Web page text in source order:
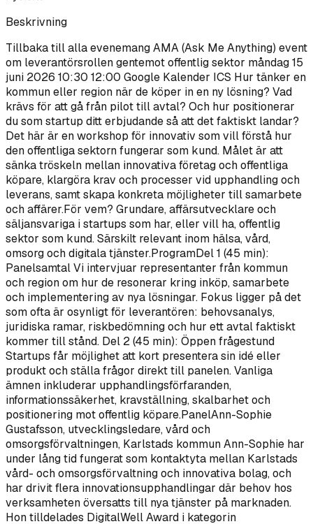
Beskrivning
Tillbaka till alla evenemang AMA (Ask Me Anything) event
om leverantörsrollen gentemot offentlig sektor måndag 15
juni 2026 10:30 12:00 Google Kalender ICS Hur tänker en
kommun eller region när de köper in en ny lösning? Vad
krävs för att gå från pilot till avtal? Och hur positionerar
du som startup ditt erbjudande så att det faktiskt landar?
Det här är en workshop för innovativ som vill förstå hur
den offentliga sektorn fungerar som kund. Målet är att
sänka tröskeln mellan innovativa företag och offentliga
köpare, klargöra krav och processer vid upphandling och
leverans, samt skapa konkreta möjligheter till samarbete
och affärer.För vem? Grundare, affärsutvecklare och
säljansvariga i startups som har, eller vill ha, offentlig
sektor som kund. Särskilt relevant inom hälsa, vård,
omsorg och digitala tjänster.ProgramDel 1 (45 min):
Panelsamtal Vi intervjuar representanter från kommun
och region om hur de resonerar kring inköp, samarbete
och implementering av nya lösningar. Fokus ligger på det
som ofta är osynligt för leverantören: behovsanalys,
juridiska ramar, riskbedömning och hur ett avtal faktiskt
kommer till stånd. Del 2 (45 min): Öppen frågestund
Startups får möjlighet att kort presentera sin idé eller
produkt och ställa frågor direkt till panelen. Vanliga
ämnen inkluderar upphandlingsförfaranden,
informationssäkerhet, kravställning, skalbarhet och
positionering mot offentlig köpare.PanelAnn-Sophie
Gustafsson, utvecklingsledare, vård och
omsorgsförvaltningen, Karlstads kommun Ann-Sophie har
under lång tid fungerat som kontaktyta mellan Karlstads
vård- och omsorgsförvaltning och innovativa bolag, och
har drivit flera innovationsupphandlingar där behov hos
verksamheten översatts till nya tjänster på marknaden.
Hon tilldelades DigitalWell Award i kategorin